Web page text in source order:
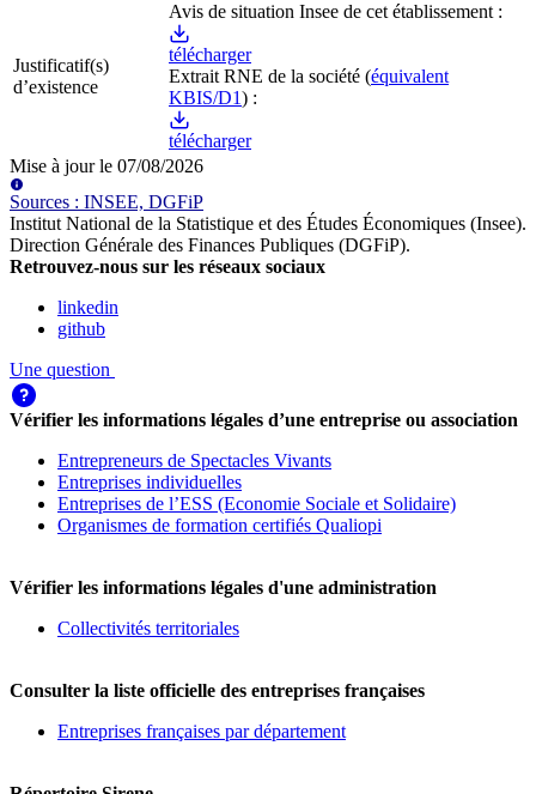
Justificatif(s)
d’existence
Avis de situation Insee de cet établissement :
télécharger
Extrait RNE de la société (équivalent
KBIS/D1) :
télécharger
Mise à jour le 07/08/2026
Sources : INSEE, DGFiP
Institut National de la Statistique et des Études Économiques (Insee).
Direction Générale des Finances Publiques (DGFiP).
Retrouvez-nous sur les réseaux sociaux
linkedin
github
Une question
Vérifier les informations légales d’une entreprise ou association
Entrepreneurs de Spectacles Vivants
Entreprises individuelles
Entreprises de l’ESS (Economie Sociale et Solidaire)
Organismes de formation certifiés Qualiopi
Vérifier les informations légales d'une administration
Collectivités territoriales
Consulter la liste officielle des entreprises françaises
Entreprises françaises par département